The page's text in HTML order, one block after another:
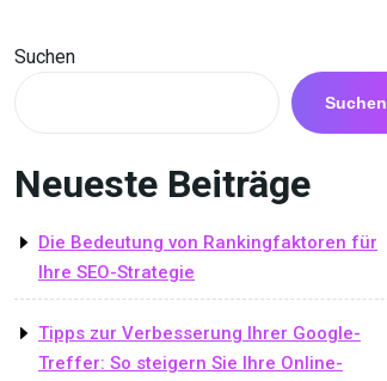
Suchen
Suchen
Neueste Beiträge
Die Bedeutung von Rankingfaktoren für
Ihre SEO-Strategie
Tipps zur Verbesserung Ihrer Google-
Treffer: So steigern Sie Ihre Online-